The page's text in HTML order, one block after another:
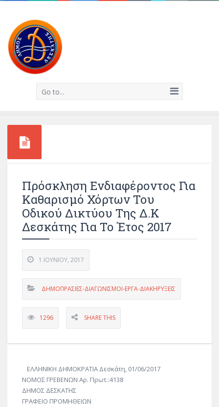
Go to...
Πρόσκληση Ενδιαφέροντος Για
Καθαρισμό Χόρτων Του
Οδικού Δικτύου Της Δ.Κ
Δεσκάτης Για Το Έτος 2017
1 ΙΟΥΝΊΟΥ, 2017
ΔΗΜΟΠΡΑΣΙΕΣ-ΔΙΑΓΩΝΙΣΜΟΙ-ΕΡΓΑ-ΔΙΑΚΗΡΥΞΕΙΣ
1296 SHARE THIS
ΕΛΛΗΝΙΚΗ ΔΗΜΟΚΡΑΤΙΑ Δεσκάτη, 01/06/2017
ΝΟΜΟΣ ΓΡΕΒΕΝΩΝ Αρ. Πρωτ.:4138
ΔΗΜΟΣ ΔΕΣΚΑΤΗΣ
ΓΡΑΦΕΙΟ ΠΡΟΜΗΘΕΙΩΝ